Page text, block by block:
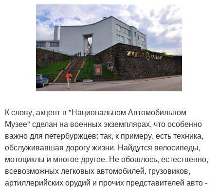
К слову, акцент в "Национальном Автомобильном
Музее" сделан на военных экземплярах, что особенно
важно для петербуржцев: так, к примеру, есть техника,
обслуживавшая дорогу жизни. Найдутся велосипеды,
мотоциклы и многое другое. Не обошлось, естественно,
всевозможных легковых автомобилей, грузовиков,
артиллерийских орудий и прочих представителей авто -